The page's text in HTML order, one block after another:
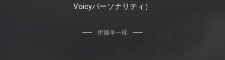
Voicyパーソナリティ）
伊藤羊一様